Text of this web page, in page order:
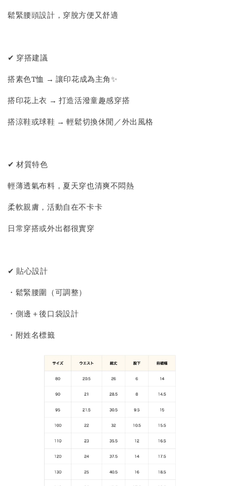
鬆緊腰頭設計，穿脫方便又舒適
✔ 穿搭建議
搭素色T恤 → 讓印花成為主角✨
搭印花上衣 → 打造活潑童趣感穿搭
搭涼鞋或球鞋 → 輕鬆切換休閒／外出風格
✔ 材質特色
輕薄透氣布料，夏天穿也清爽不悶熱
柔軟親膚，活動自在不卡卡
日常穿搭或外出都很實穿
✔ 貼心設計
・鬆緊腰圍（可調整）
・側邊＋後口袋設計
・附姓名標籤